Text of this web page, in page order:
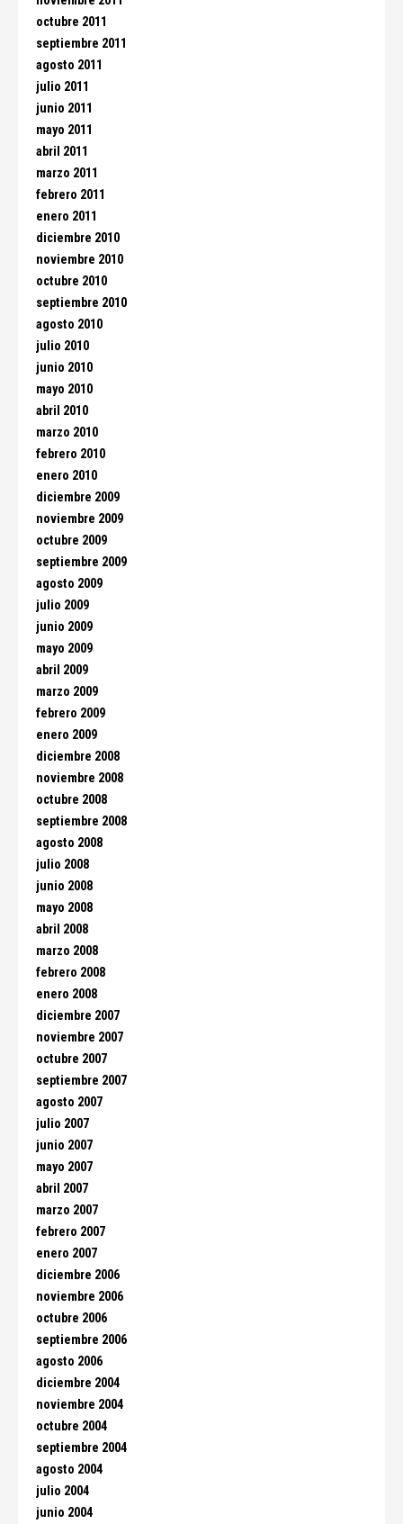
octubre 2011
septiembre 2011
agosto 2011
julio 2011
junio 2011
mayo 2011
abril 2011
marzo 2011
febrero 2011
enero 2011
diciembre 2010
noviembre 2010
octubre 2010
septiembre 2010
agosto 2010
julio 2010
junio 2010
mayo 2010
abril 2010
marzo 2010
febrero 2010
enero 2010
diciembre 2009
noviembre 2009
octubre 2009
septiembre 2009
agosto 2009
julio 2009
junio 2009
mayo 2009
abril 2009
marzo 2009
febrero 2009
enero 2009
diciembre 2008
noviembre 2008
octubre 2008
septiembre 2008
agosto 2008
julio 2008
junio 2008
mayo 2008
abril 2008
marzo 2008
febrero 2008
enero 2008
diciembre 2007
noviembre 2007
octubre 2007
septiembre 2007
agosto 2007
julio 2007
junio 2007
mayo 2007
abril 2007
marzo 2007
febrero 2007
enero 2007
diciembre 2006
noviembre 2006
octubre 2006
septiembre 2006
agosto 2006
diciembre 2004
noviembre 2004
octubre 2004
septiembre 2004
agosto 2004
julio 2004
junio 2004